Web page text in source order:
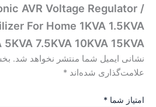
AVR Voltage Regulator /
For Home 1KVA 1.5KVA
7.5KVA 10KVA 15KVA”
نشانی ایمیل شما منتشر نخواهد شد.
علامت‌گذاری شده‌اند *
امتیاز شما *